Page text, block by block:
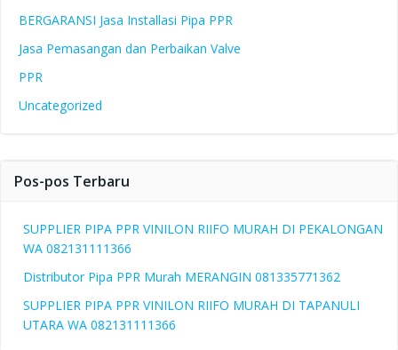
BERGARANSI Jasa Installasi Pipa PPR
Jasa Pemasangan dan Perbaikan Valve
PPR
Uncategorized
Pos-pos Terbaru
SUPPLIER PIPA PPR VINILON RIIFO MURAH DI PEKALONGAN
WA 082131111366
Distributor Pipa PPR Murah MERANGIN 081335771362
SUPPLIER PIPA PPR VINILON RIIFO MURAH DI TAPANULI
UTARA WA 082131111366